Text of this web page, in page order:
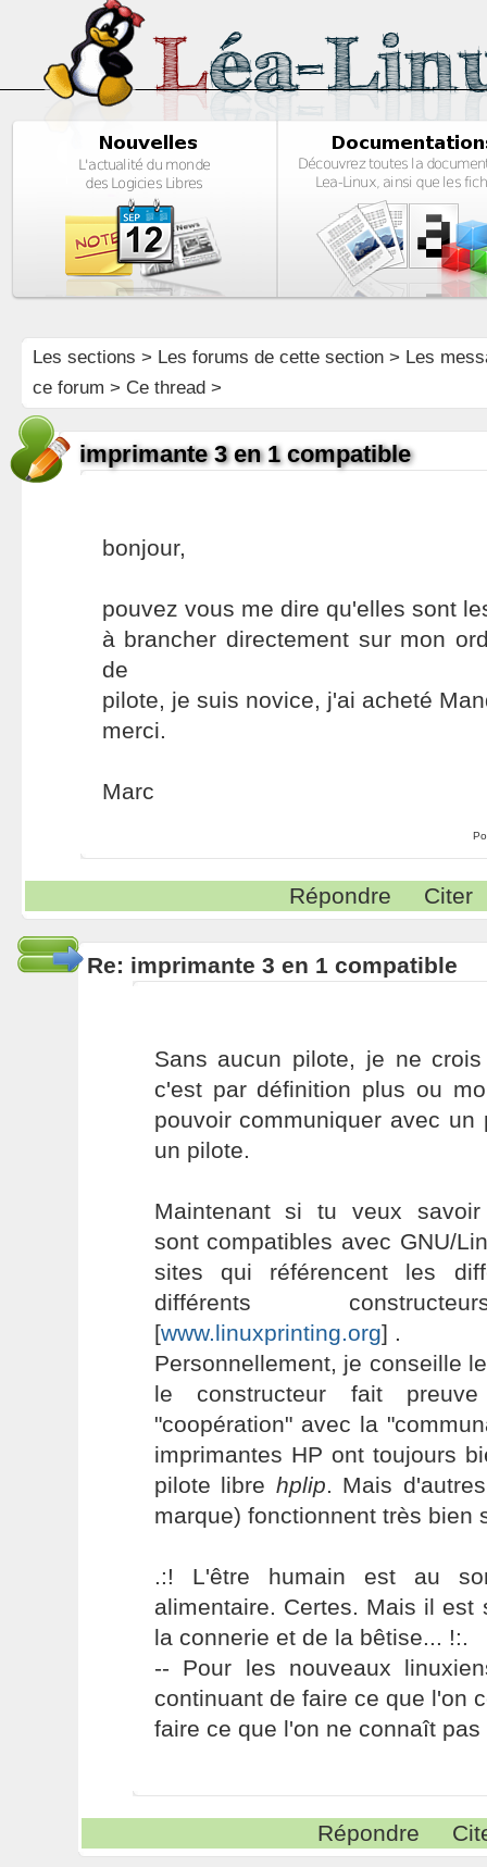
Les sections > Les forums de cette section> Les
ce forum > Ce thread >
imprimante 3 en 1 compatible
bonjour,
pouvez vous me dire qu'elles sont
à brancher directement sur mon
de
pilote, je suis novice, j'ai acheté
merci.
Marc
Répondre Citer
Re: imprimante 3 en 1 compatible
Sans aucun pilote, je ne
c'est par définition plus ou
pouvoir communiquer avec un
un pilote.
Maintenant si tu veux savoir
sont compatibles avec GNU/
sites qui référencent les
différents
[www.linuxprinting.org] .
Personnellement, je conseille
le constructeur fait
"coopération" avec la
imprimantes HP ont toujours
pilote libre hplip. Mais
marque) fonctionnent très bien
.:! L'être humain est au
alimentaire. Certes. Mais il est
la connerie et de la bêtise... !:.
-- Pour les nouveaux
continuant de faire ce que l'on
faire ce que l'on ne connaît pas
Répondre